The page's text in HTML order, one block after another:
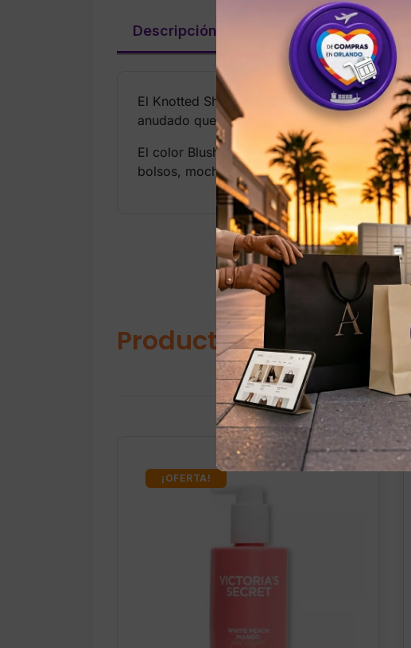
Descripción Valoraciones (0)
El Knotted Shine Wristlet Strap Keychain de
anudado que aporta un toque glamuroso.
El color Blush ofrece un estilo femenino y
bolsos, mochilas o como pulsera funcional.
Productos
¡OFERTA!